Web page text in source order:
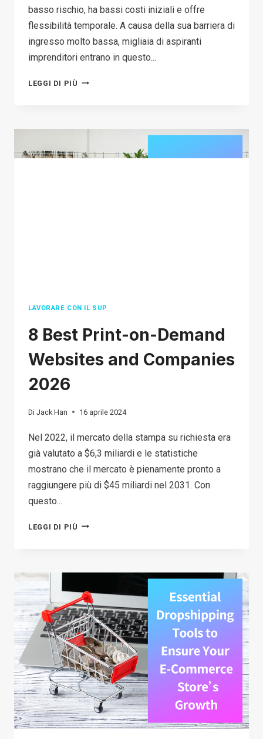
basso rischio, ha bassi costi iniziali e offre
flessibilità temporale. A causa della sua barriera di
ingresso molto bassa, migliaia di aspiranti
imprenditori entrano in questo...
LEGGI DI PIÙ COME
IL
LAVORARE CON IL SUP
8 Best Print-on-Demand
Websites and Companies
2026
Di Jack Han 16 aprile 2024
Nel 2022, il mercato della stampa su richiesta era
già valutato a $6,3 miliardi e le statistiche
mostrano che il mercato è pienamente pronto a
raggiungere più di $45 miliardi nel 2031. Con
questo...
LEGGI DI PIÙ 8
ON-
DEMAND
WEBSITES
AND
COMPANIES
2026